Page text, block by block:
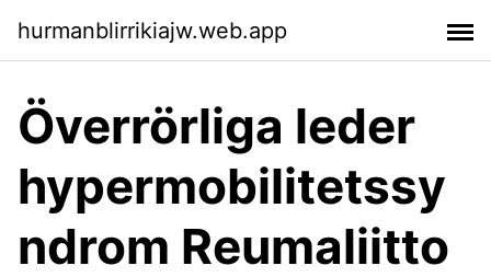
hurmanblirrikiajw.web.app
Överrörliga leder
hypermobilitetssy
ndrom Reumaliitto